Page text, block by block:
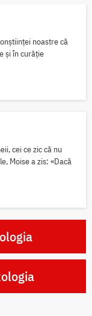
noastre că
și în curăție
cei ce zic că nu
Moise a zis: «Dacă